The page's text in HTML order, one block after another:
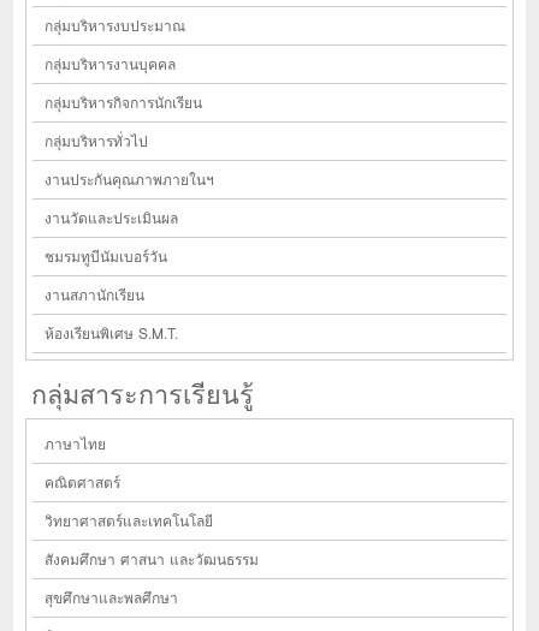
กลุ่มบริหารงบประมาณ
กลุ่มบริหารงานบุคคล
กลุ่มบริหารกิจการนักเรียน
กลุ่มบริหารทั่วไป
งานประกันคุณภาพภายในฯ
งานวัดและประเมินผล
ชมรมทูบีนัมเบอร์วัน
งานสภานักเรียน
ห้องเรียนพิเศษ S.M.T.
กลุ่มสาระการเรียนรู้
ภาษาไทย
คณิตศาสตร์
วิทยาศาสตร์และเทคโนโลยี
สังคมศึกษา ศาสนา และวัฒนธรรม
สุขศึกษาและพลศึกษา